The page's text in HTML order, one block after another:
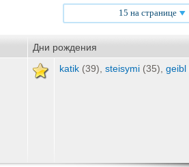
15 на странице
Дни рождения
katik (39), steisymi (35), geibl